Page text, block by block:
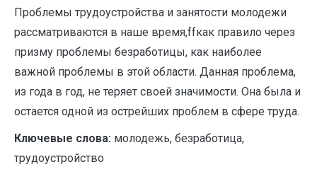
Проблемы трудоустройства и занятости молодежи
рассматриваются в наше время,ffкак правило через
призму проблемы безработицы, как наиболее
важной проблемы в этой области. Данная проблема,
из года в год, не теряет своей значимости. Она была и
остается одной из острейших проблем в сфере труда.
Ключевые слова: молодежь, безработица,
трудоустройство